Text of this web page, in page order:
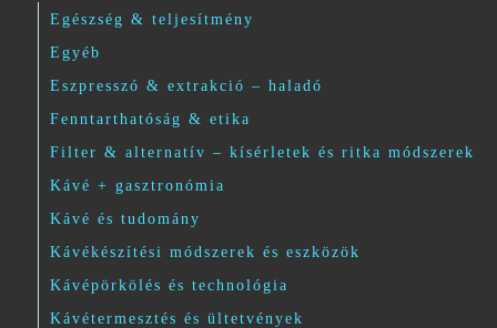
Egészség & teljesítmény
Egyéb
Eszpresszó & extrakció – haladó
Fenntarthatóság & etika
Filter & alternatív – kísérletek és ritka módszerek
Kávé + gasztronómia
Kávé és tudomány
Kávékészítési módszerek és eszközök
Kávépörkölés és technológia
Kávétermesztés és ültetvények